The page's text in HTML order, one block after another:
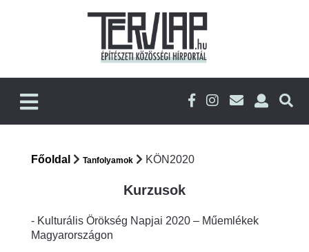
Főoldal Tanfolyamok KÖN2020
Kurzusok
- Kulturális Örökség Napjai 2020 – Műemlékek
Magyarországon